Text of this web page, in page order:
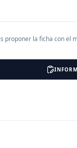
proponer la ficha con